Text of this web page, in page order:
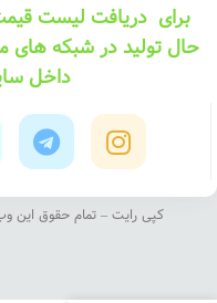
برای دریافت لیست
حال تولید در شبکه های
داخل
کپی رایت – تمام حقوق این